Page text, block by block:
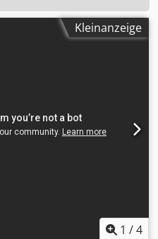
Kleinanzeige
1 /4